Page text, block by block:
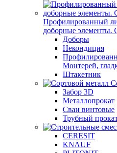
Профилированный
доборные элементы.
Доборы
Некондиция
Монтерей,
Штакетник
Забор 3D
Металлопрокат
Сваи винтовые
Трубный
CERESIT
KNAUF